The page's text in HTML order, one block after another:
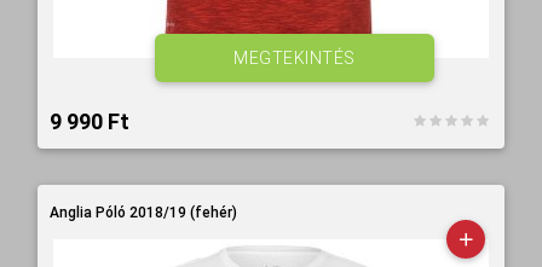
9 990 Ft‎
MEGTEKINTÉS
Anglia Póló 2018/19 (fehér)